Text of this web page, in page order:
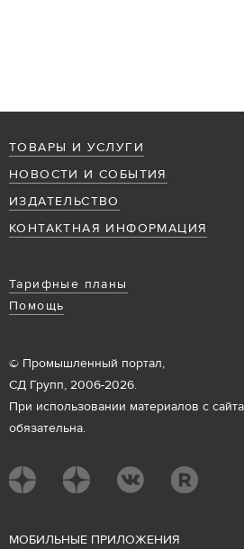
ТОВАРЫ И УСЛУГИ
НОВОСТИ И СОБЫТИЯ
ИЗДАТЕЛЬСТВО
КОНТАКТНАЯ ИНФОРМАЦИЯ
Тарифные планы
Помощь
© Промышленный портал,
СД Групп, 2006-2026.
При использовании материалов с
обязательна.
МОБИЛЬНЫЕ ПРИЛОЖЕНИЯ